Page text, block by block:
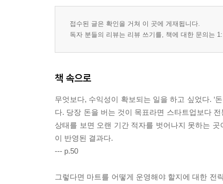
접수된 글은 확인을 거쳐 이 곳에 게재됩니다.
독자 분들의 리뷰는 리뷰 쓰기를, 책에 대한 문의는
책 속으로
무엇보다, 수익성이 확보되는 일을 하고 싶었다. ‘
다. 당장 돈을 버는 것이 목표라면 스타트업보다
상태를 보면 오랜 기간 적자를 벗어나지 못하는
이 반영된 결과다.
--- p.50
그렇다면 마트를 어떻게 운영해야 할지에 대한 전